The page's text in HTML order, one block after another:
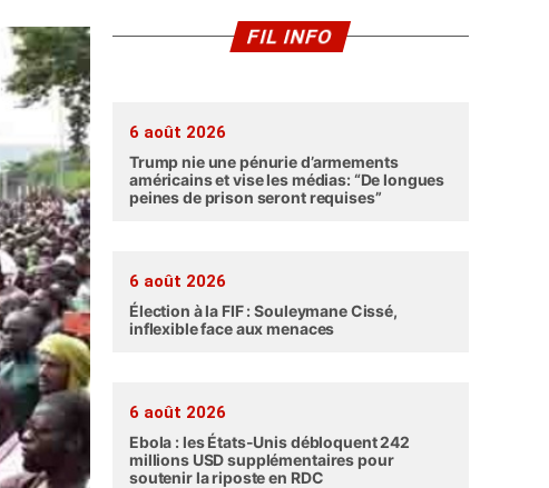
FIL INFO
6 août 2026
Trump nie une pénurie d’armements
américains et vise les médias: “De longues
peines de prison seront requises”
6 août 2026
Élection à la FIF : Souleymane Cissé,
inflexible face aux menaces
6 août 2026
Ebola : les États-Unis débloquent 242
millions USD supplémentaires pour
soutenir la riposte en RDC